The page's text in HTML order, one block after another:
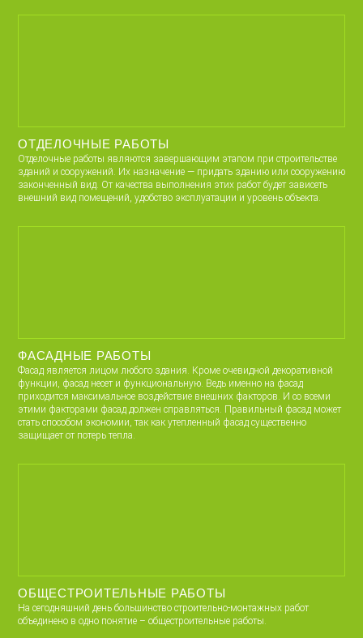
ОТДЕЛОЧНЫЕ РАБОТЫ
Отделочные работы являются завершающим этапом при строительстве
зданий и сооружений. Их назначение — придать зданию или сооружению
законченный вид. От качества выполнения этих работ будет зависеть
внешний вид помещений, удобство эксплуатации и уровень объекта.
ФАСАДНЫЕ РАБОТЫ
Фасад является лицом любого здания. Кроме очевидной декоративной
функции, фасад несет и функциональную. Ведь именно на фасад
приходится максимальное воздействие внешних факторов. И со всеми
этими факторами фасад должен справляться. Правильный фасад может
стать способом экономии, так как утепленный фасад существенно
защищает от потерь тепла.
ОБЩЕСТРОИТЕЛЬНЫЕ РАБОТЫ
На сегодняшний день большинство строительно-монтажных работ
объединено в одно понятие – общестроительные работы.